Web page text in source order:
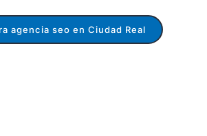
agencia seo en Ciudad Real